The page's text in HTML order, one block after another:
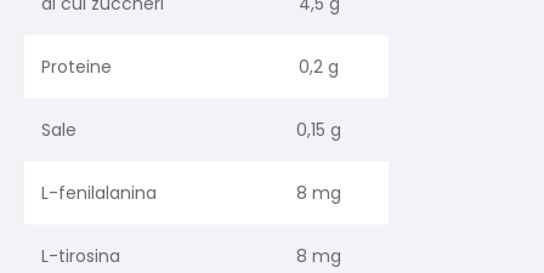
Proteine 0,2 g
Sale 0,15 g
L-fenilalanina 8 mg
L-tirosina 8 mg